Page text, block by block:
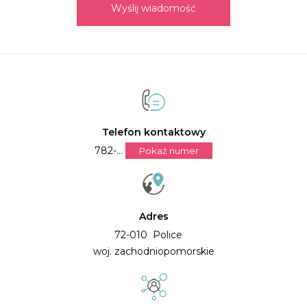
Wyślij wiadomość
Telefon kontaktowy
782-...
Pokaż numer
Adres
72-010 Police
woj. zachodniopomorskie